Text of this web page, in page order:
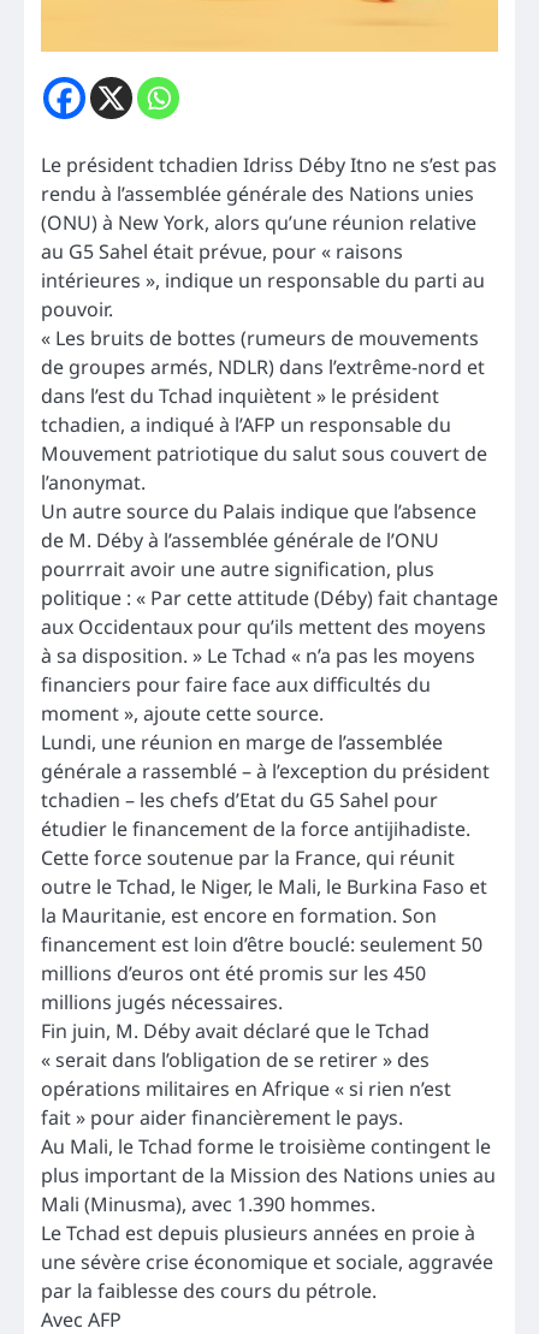
Le président tchadien Idriss Déby Itno ne s’est pas
rendu à l’assemblée générale des Nations unies
(ONU) à New York, alors qu’une réunion relative
au G5 Sahel était prévue, pour « raisons
intérieures », indique un responsable du parti au
pouvoir.
« Les bruits de bottes (rumeurs de mouvements
de groupes armés, NDLR) dans l’extrême-nord et
dans l’est du Tchad inquiètent » le président
tchadien, a indiqué à l’AFP un responsable du
Mouvement patriotique du salut sous couvert de
l’anonymat.
Un autre source du Palais indique que l’absence
de M. Déby à l’assemblée générale de l’ONU
pourrrait avoir une autre signification, plus
politique : « Par cette attitude (Déby) fait chantage
aux Occidentaux pour qu’ils mettent des moyens
à sa disposition. » Le Tchad « n’a pas les moyens
financiers pour faire face aux difficultés du
moment », ajoute cette source.
Lundi, une réunion en marge de l’assemblée
générale a rassemblé – à l’exception du président
tchadien – les chefs d’Etat du G5 Sahel pour
étudier le financement de la force antijihadiste.
Cette force soutenue par la France, qui réunit
outre le Tchad, le Niger, le Mali, le Burkina Faso et
la Mauritanie, est encore en formation. Son
financement est loin d’être bouclé: seulement 50
millions d’euros ont été promis sur les 450
millions jugés nécessaires.
Fin juin, M. Déby avait déclaré que le Tchad
« serait dans l’obligation de se retirer » des
opérations militaires en Afrique « si rien n’est
fait » pour aider financièrement le pays.
Au Mali, le Tchad forme le troisième contingent le
plus important de la Mission des Nations unies au
Mali (Minusma), avec 1.390 hommes.
Le Tchad est depuis plusieurs années en proie à
une sévère crise économique et sociale, aggravée
par la faiblesse des cours du pétrole.
Avec AFP